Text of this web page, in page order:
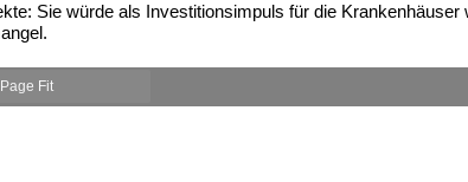
Sie würde als Investitionsimpuls für die Krankenhäuser